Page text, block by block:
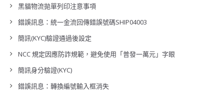
黑貓物流拋單列印注意事項
錯誤訊息：統一金流回傳錯誤號碼SHIP04003
簡訊(KYC)驗證通過後設定
NCC 規定因應防詐規範，避免使用「普發一萬元」字眼
簡訊身分驗證(KYC)
錯誤訊息：轉換編號輸入框消失